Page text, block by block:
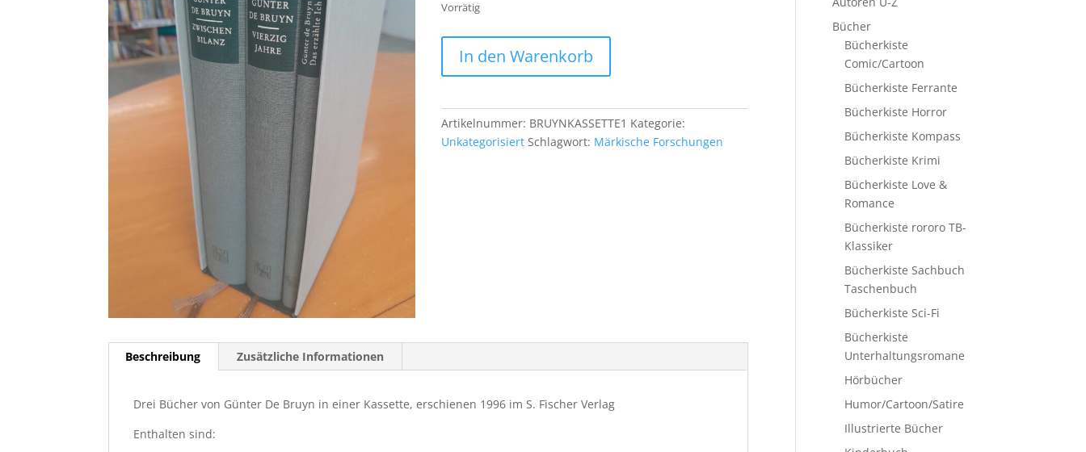
Vorrätig
Bruyn:
(3
Bände)
In den Warenkorb
Artikelnummer: BRUYNKASSETTE1 Kategorie:
Unkategorisiert Schlagwort: Märkische Forschungen
Beschreibung Zusätzliche Informationen
Drei Bücher von Günter De Bruyn in einer Kassette, erschienen 1996 im S. Fischer Verlag
Enthalten sind:
Bücher
Bücherkiste
Comic/Cartoon
Bücherkiste Ferrante
Bücherkiste Horror
Bücherkiste Kompass
Bücherkiste Krimi
Bücherkiste Love &
Romance
Bücherkiste rororo TB-
Klassiker
Bücherkiste Sachbuch
Taschenbuch
Bücherkiste Sci-Fi
Bücherkiste
Unterhaltungsromane
Hörbücher
Humor/Cartoon/Satire
Illustrierte Bücher